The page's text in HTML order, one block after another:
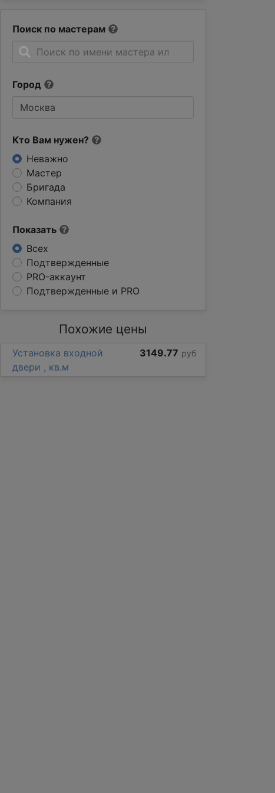
Поиск по мастерам
Город
Кто Вам нужен?
Неважно
Мастер
Бригада
Компания
Показать
Всех
Подтвержденные
PRO-аккаунт
Подтвержденные и PRO
Похожие цены
Установка входной
двери , кв.м
3149.77 руб